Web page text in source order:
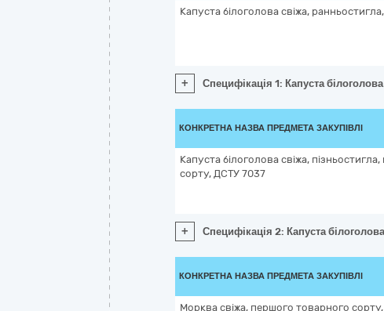
Капуста білоголова свіжа,
+ Специфікація 1: Капуста
КОНКРЕТНА НАЗВА ПРЕДМЕТА ЗАКУПІВЛІ
Капуста білоголова свіжа,
сорту, ДСТУ 7037
+ Специфікація 2: Капуста
КОНКРЕТНА НАЗВА ПРЕДМЕТА ЗАКУПІВЛІ
Морква свіжа, першого товарного